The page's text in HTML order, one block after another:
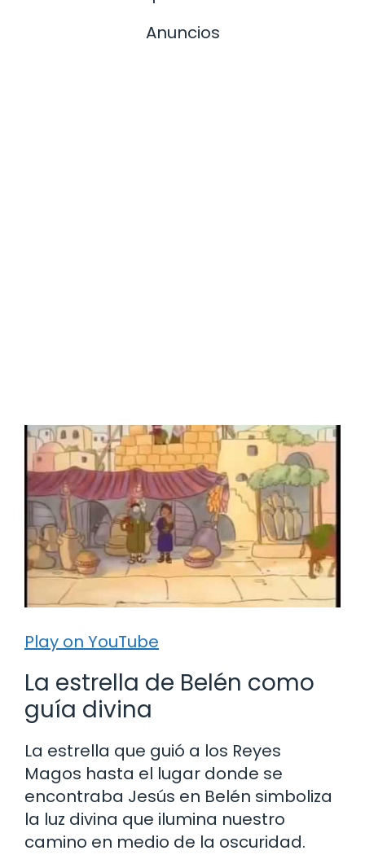
Anuncios
Play on YouTube
La estrella de Belén como
guía divina
La estrella que guió a los Reyes
Magos hasta el lugar donde se
encontraba Jesús en Belén simboliza
la luz divina que ilumina nuestro
camino en medio de la oscuridad.